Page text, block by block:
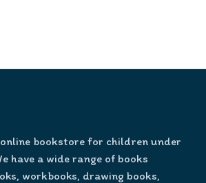
online bookstore for children under
have a wide range of books
workbooks, drawing books,